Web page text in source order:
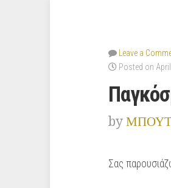
Leave a
Posted on
by
Σας